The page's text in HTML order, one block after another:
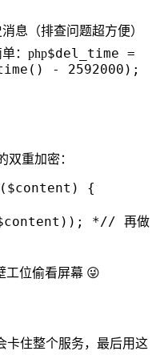
息（排查问题超方便）
：php$del_time =
- 2592000);
双重加密：
{
*// 再做
工位偷看屏幕 😜
卡住整个服务，最后用这